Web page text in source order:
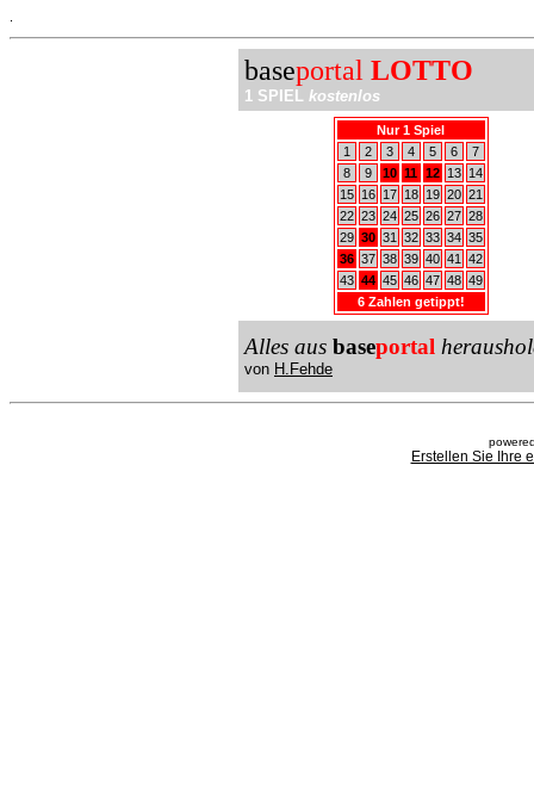
baseportal LOTTO
1 SPIEL kostenlos
Nur 1 Spiel
1
2 3 4 5 6
7
8
9 10 11 12 13
14
15
16 17 18 19 20 21
22 23 24 25 26 27 28
29 30 31 32 33 34 35
36 37 38 39 40 41
42
43 44 45 46 47 48 49
6 Zahlen getippt!
Alles aus baseportal
von H.Fehde
Erstellen Sie Ihre